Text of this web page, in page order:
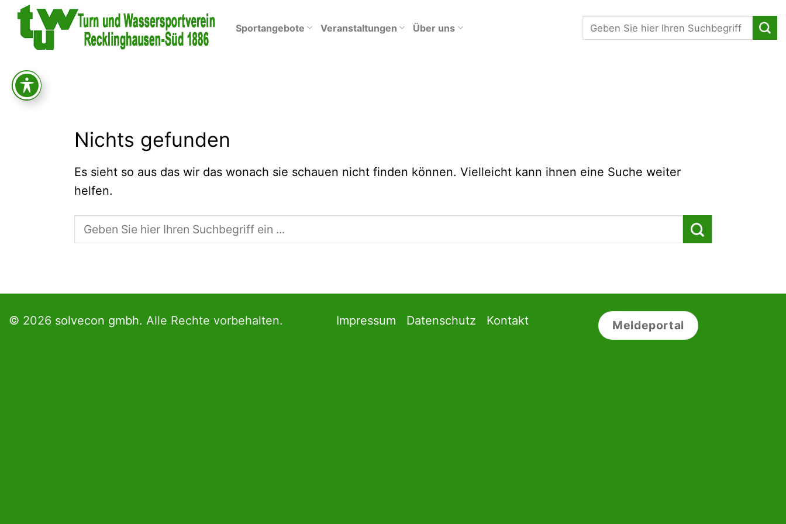
Skip
content
Sportangebote Veranstaltungen Über uns
Suche
Nichts gefunden
Es sieht so aus das wir das wonach sie schauen nicht finden können. Vielleicht kann ihnen eine Suche weiter
helfen.
Suche
© 2026 solvecon gmbh. Alle Rechte vorbehalten. Impressum Datenschutz Kontakt Meldeportal